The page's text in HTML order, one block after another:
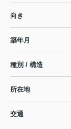
向き
築年月
種別 / 構造
所在地
交通